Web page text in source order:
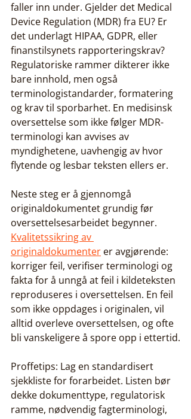
faller inn under. Gjelder det Medical
Device Regulation (MDR) fra EU? Er
det underlagt HIPAA, GDPR, eller
finanstilsynets rapporteringskrav?
Regulatoriske rammer dikterer ikke
bare innhold, men også
terminologistandarder, formatering
og krav til sporbarhet. En medisinsk
oversettelse som ikke følger MDR-
terminologi kan avvises av
myndighetene, uavhengig av hvor
flytende og lesbar teksten ellers er.
Neste steg er å gjennomgå
originaldokumentet grundig før
oversettelsesarbeidet begynner.
Kvalitetssikring av
originaldokumenter er avgjørende:
korriger feil, verifiser terminologi og
fakta for å unngå at feil i kildeteksten
reproduseres i oversettelsen. En feil
som ikke oppdages i originalen, vil
alltid overleve oversettelsen, og ofte
bli vanskeligere å spore opp i ettertid.
Proffetips: Lag en standardisert
sjekkliste for forarbeidet. Listen bør
dekke dokumenttype, regulatorisk
ramme, nødvendig fagterminologi,